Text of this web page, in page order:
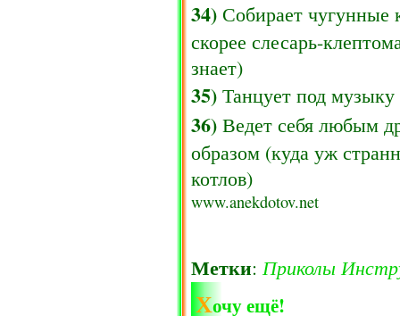
34) Собирает чугунные
скорее слесарь-
знает)
35) Танцует под музыку
36) Ведет себя любым
образом (куда уж
котлов)
www.anekdotov.net
Метки: Приколы
Хочу ещё!